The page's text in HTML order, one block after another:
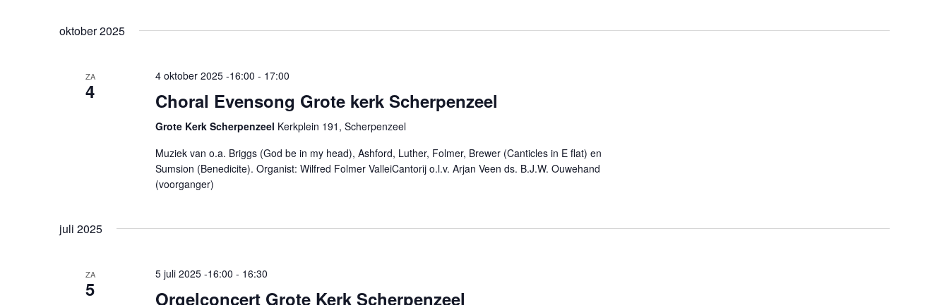
oktober 2025
ZA
4
4 oktober 2025 -16:00 - 17:00
Choral Evensong Grote kerk Scherpenzeel
Grote Kerk Scherpenzeel Kerkplein 191, Scherpenzeel
Muziek van o.a. Briggs (God be in my head), Ashford, Luther, Folmer, Brewer (Canticles in E flat) en
Sumsion (Benedicite). Organist: Wilfred Folmer ValleiCantorij o.l.v. Arjan Veen ds. B.J.W. Ouwehand
(voorganger)
juli 2025
ZA
5
5 juli 2025 -16:00 - 16:30
Orgelconcert Grote Kerk Scherpenzeel